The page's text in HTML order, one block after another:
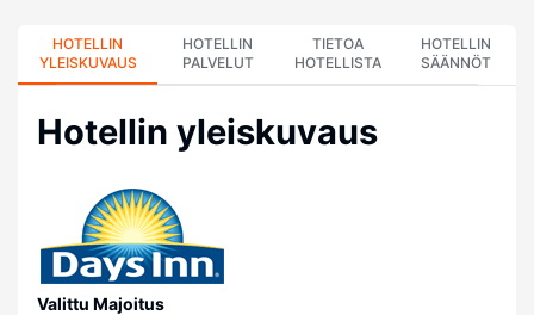
HOTELLIN
YLEISKUVAUS
HOTELLIN
PALVELUT
TIETOA
HOTELLISTA
HOTELLIN
SÄÄNNÖT
Hotellin yleiskuvaus
Valittu Majoitus